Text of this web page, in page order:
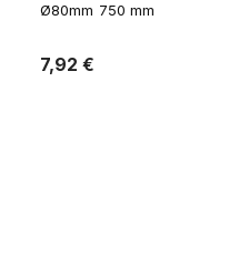
Ø80mm 750 mm
7,92 €